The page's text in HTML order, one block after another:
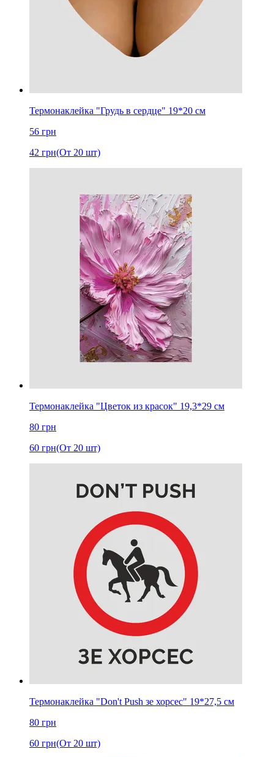
Термонаклейка "Грудь в сердце" 19*20 см
56 грн
42 грн(От 20 шт)
Термонаклейка "Цветок из красок" 19,3*29 см
80 грн
60 грн(От 20 шт)
Термонаклейка "Don't Push зе хорсес" 19*27,5 см
80 грн
60 грн(От 20 шт)